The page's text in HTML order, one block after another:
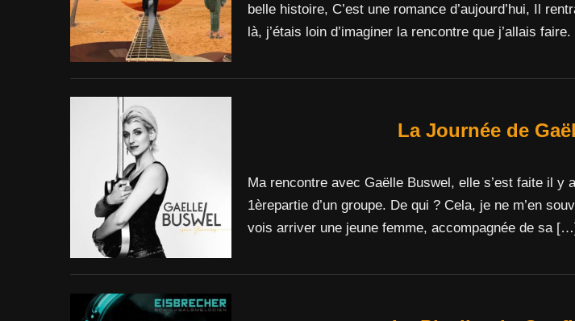
belle histoire, C’est une romance d’aujourd’hui, Il
là, j’étais loin d’imaginer la rencontre que j’allais
La Journée de
Ma rencontre avec Gaëlle Buswel, elle s’est faite il y
1èrepartie d’un groupe. De qui ? Cela, je ne m’en
vois arriver une jeune femme, accompagnée de sa […]